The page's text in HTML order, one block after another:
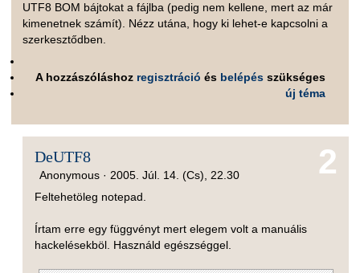
UTF8 BOM bájtokat a fájlba (pedig nem kellene, mert az már
kimenetnek számít). Nézz utána, hogy ki lehet-e kapcsolni a
szerkesztődben.
A hozzászóláshoz regisztráció és belépés szükséges
új téma
2
DeUTF8
Anonymous · 2005. Júl. 14. (Cs), 22.30
Feltehetöleg notepad.
Írtam erre egy függvényt mert elegem volt a manuális
hackelésekböl. Használd egészséggel.